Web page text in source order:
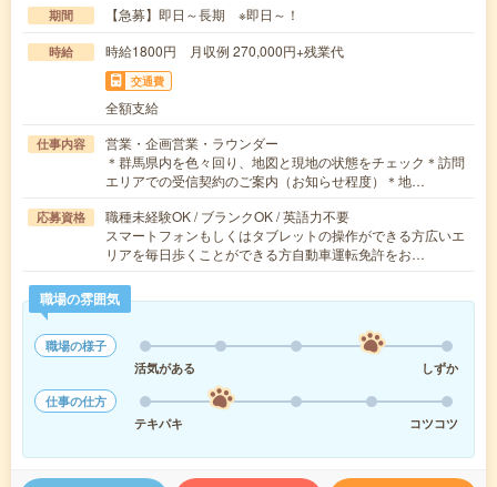
期間 【急募】即日～長期 ※即日～！
時給 時給1800円 月収例 270,000円+残業代
交通費
全額支給
仕事内容
営業・企画営業・ラウンダー
＊群馬県内を色々回り、地図と現地の状態をチェック＊訪問
エリアでの受信契約のご案内（お知らせ程度）＊地…
応募資格
職種未経験OK / ブランクOK / 英語力不要
スマートフォンもしくはタブレットの操作ができる方広いエ
リアを毎日歩くことができる方自動車運転免許をお…
職場の雰囲気
職場の様子
活気がある
しずか
仕事の仕方
テキパキ
コツコツ